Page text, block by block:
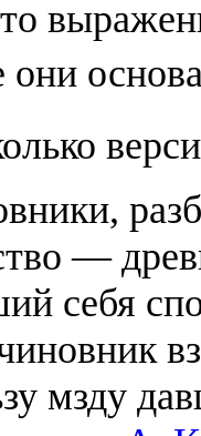
—
себя
мзду